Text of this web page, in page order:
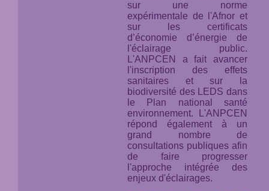
sur une norme
expérimentale de l'Afnor et
sur les certificats
d’économie d’énergie de
l'éclairage public.
L'ANPCEN a fait avancer
l'inscription des effets
sanitaires et sur la
biodiversité des LEDS dans
le Plan national santé
environnement. L'ANPCEN
répond également à un
grand nombre de
consultations publiques afin
de faire progresser
l'approche intégrée des
enjeux d'éclairages.